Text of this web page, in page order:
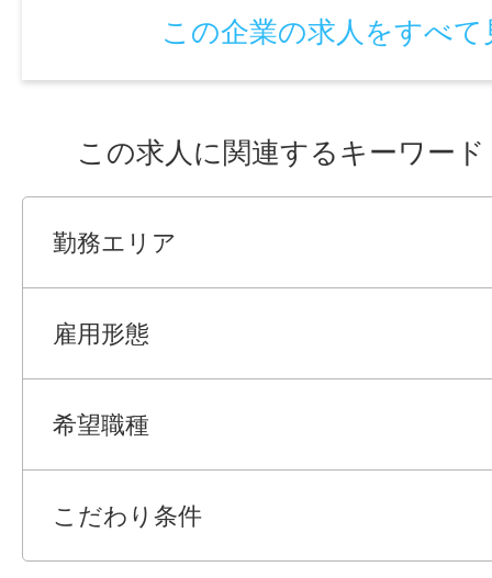
情報公開日
2026/05/25 09:48
この企業の求人をすべて
この求人に関連するキーワード
勤務エリア
雇用形態
希望職種
こだわり条件